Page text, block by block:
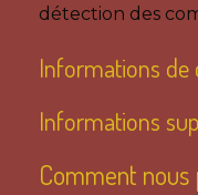
détection des
Informations de
Informations
Comment